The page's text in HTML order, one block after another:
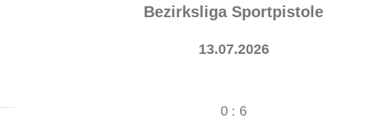
Bezirksliga Sportpistole
13.07.2026
0 : 6